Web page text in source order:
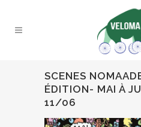
SCENES
ÉDITION- MAI À
11/06